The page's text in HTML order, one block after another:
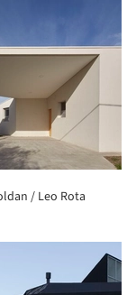
/ Leo Rota